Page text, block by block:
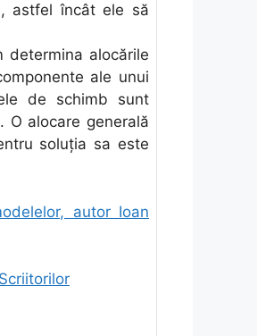
astfel încât ele să
alocările
ale unui
de schimb sunt
O alocare generală
soluția sa este
autor Ioan